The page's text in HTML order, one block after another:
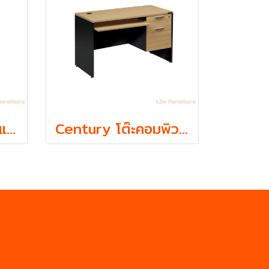
Century ตู้เอกสารแบบโล่งใส่แฟ้ม ตั้ง 2 ชั้น รุ่น LCL800 ความหนา Top 19 mm. Century โต๊ะคอมพิวเตอร์ 2 ลิ้นชัก พร้อมถาดคีย์บอร์ด รุ่น LC1202